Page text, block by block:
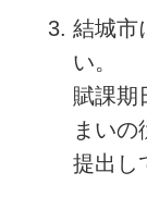
結城市
い。
賦課期
まいの
提出し